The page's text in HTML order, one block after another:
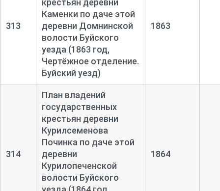
313
крестьян деревни
Каменки по даче этой
деревни Домнинской
волости Буйского
уезда (1863 год,
Чертёжное отделение.
Буйский уезд)
1863
314
План владений
государственных
крестьян деревни
Курилсеменова
Починка по даче этой
деревни
Курилопеченской
волости Буйского
1864